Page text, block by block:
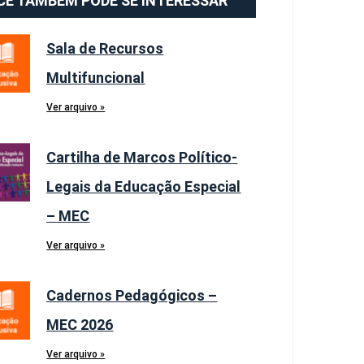
Sala de Recursos
Multifuncional
Ver arquivo »
Cartilha de Marcos Político-
Legais da Educação Especial
– MEC
Ver arquivo »
Cadernos Pedagógicos –
MEC 2026
Ver arquivo »